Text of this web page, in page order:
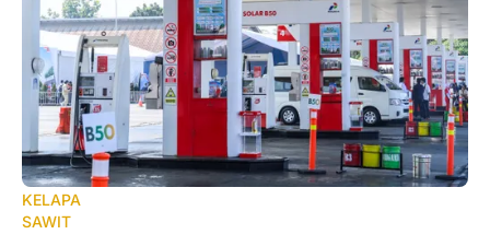
KELAPA
SAWIT